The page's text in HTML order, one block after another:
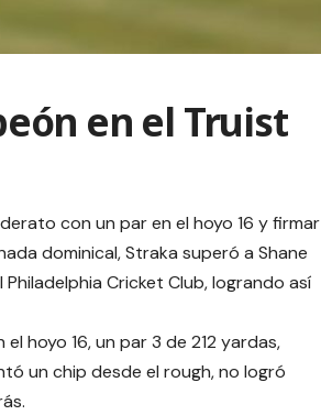
en el Truist
con un par en el hoyo 16 y firmar
dominical, Straka superó a Shane
Cricket Club, logrando así
hoyo 16, un par 3 de 212 yardas,
un chip desde el rough, no logró